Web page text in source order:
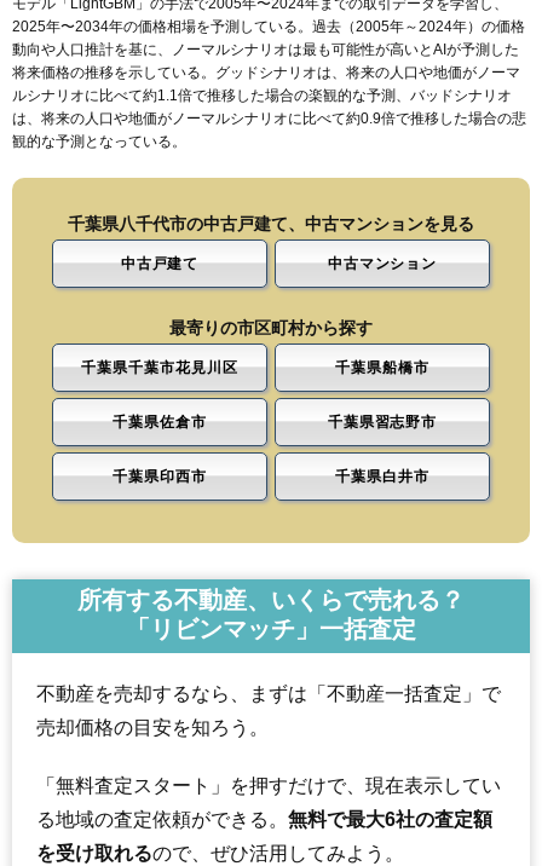
モデル「LightGBM」の手法で2005年〜2024年までの取引データを学習し、
2025年〜2034年の価格相場を予測している。過去（2005年～2024年）の価格
動向や人口推計を基に、ノーマルシナリオは最も可能性が高いとAIが予測した
将来価格の推移を示している。グッドシナリオは、将来の人口や地価がノーマ
ルシナリオに比べて約1.1倍で推移した場合の楽観的な予測、バッドシナリオ
は、将来の人口や地価がノーマルシナリオに比べて約0.9倍で推移した場合の悲
観的な予測となっている。
千葉県八千代市の中古戸建て、中古マンションを見る
中古戸建て 中古マンション
最寄りの市区町村から探す
千葉県千葉市花見川区 千葉県船橋市
千葉県佐倉市 千葉県習志野市
千葉県印西市 千葉県白井市
所有する不動産、いくらで売れる？
「リビンマッチ」一括査定
不動産を売却するなら、まずは「不動産一括査定」で
売却価格の目安を知ろう。
「無料査定スタート」を押すだけで、現在表示してい
る地域の査定依頼ができる。 無料で最大6社の査定額
を受け取れるので、ぜひ活用してみよう。